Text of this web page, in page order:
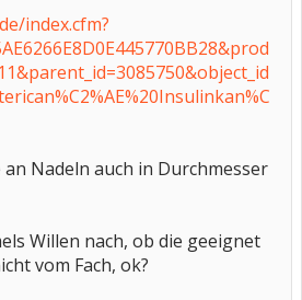
index.cfm?
Nadeln auch in Durchmesser
Willen nach, ob die geeignet
vom Fach, ok?